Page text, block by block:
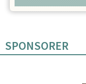
SPONSORER